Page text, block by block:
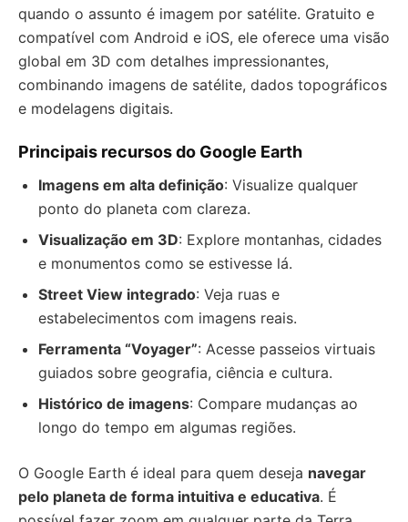
quando o assunto é imagem por satélite. Gratuito e
compatível com Android e iOS, ele oferece uma visão
global em 3D com detalhes impressionantes,
combinando imagens de satélite, dados topográficos
e modelagens digitais.
Principais recursos do Google Earth
Imagens em alta definição: Visualize qualquer
ponto do planeta com clareza.
Visualização em 3D: Explore montanhas, cidades
e monumentos como se estivesse lá.
Street View integrado: Veja ruas e
estabelecimentos com imagens reais.
Ferramenta “Voyager”: Acesse passeios virtuais
guiados sobre geografia, ciência e cultura.
Histórico de imagens: Compare mudanças ao
longo do tempo em algumas regiões.
O Google Earth é ideal para quem deseja navegar
pelo planeta de forma intuitiva e educativa. É